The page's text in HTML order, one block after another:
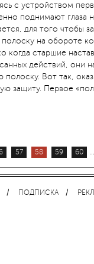
с устройством
поднимают глаза
для того чтобы
полоску на обороте
когда старшие
действий, они
полоску. Вот так,
защиту. Первое
57 58 59 60 ...
ПОДПИСКА